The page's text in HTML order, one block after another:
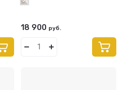
18 900 руб.